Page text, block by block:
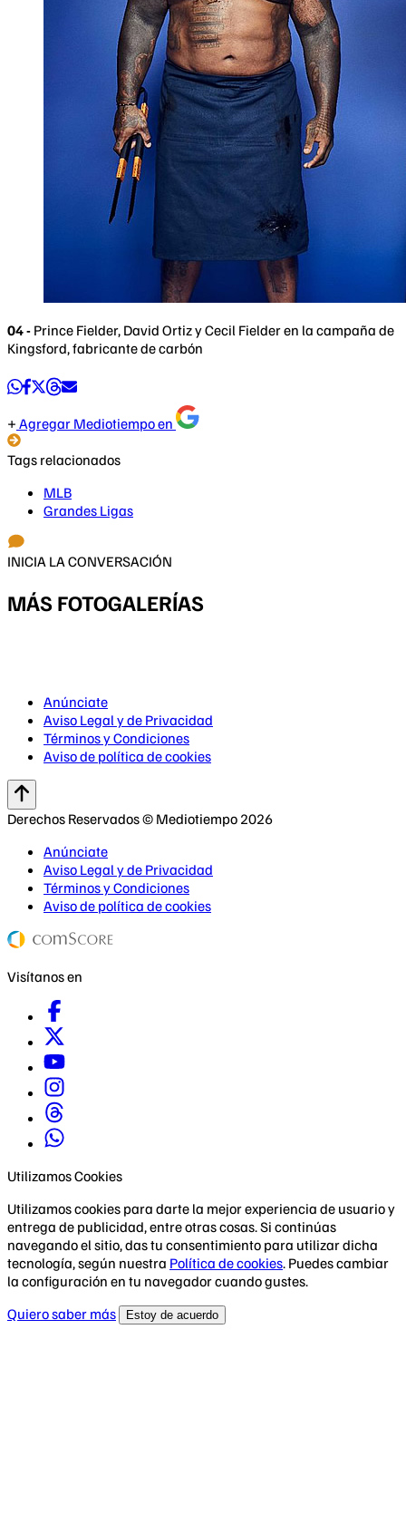
04 - Prince Fielder, David Ortiz y Cecil Fielder en la campaña de
Kingsford, fabricante de carbón
Agregar Mediotiempo en
Tags relacionados
MLB
Grandes Ligas
INICIA LA CONVERSACIÓN
MÁS FOTOGALERÍAS
Anúnciate
Aviso Legal y de Privacidad
Términos y Condiciones
Aviso de política de cookies
Derechos Reservados © Mediotiempo 2026
Anúnciate
Aviso Legal y de Privacidad
Términos y Condiciones
Aviso de política de cookies
Visítanos en
Utilizamos Cookies
Utilizamos cookies para darte la mejor experiencia de usuario y
entrega de publicidad, entre otras cosas. Si continúas
navegando el sitio, das tu consentimiento para utilizar dicha
tecnología, según nuestra Política de cookies. Puedes cambiar
la configuración en tu navegador cuando gustes.
Quiero saber más
Estoy de acuerdo